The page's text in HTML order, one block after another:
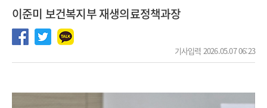
이준미 보건복지부 재생의료정책과장
기사입력 2026.05.07 06:23